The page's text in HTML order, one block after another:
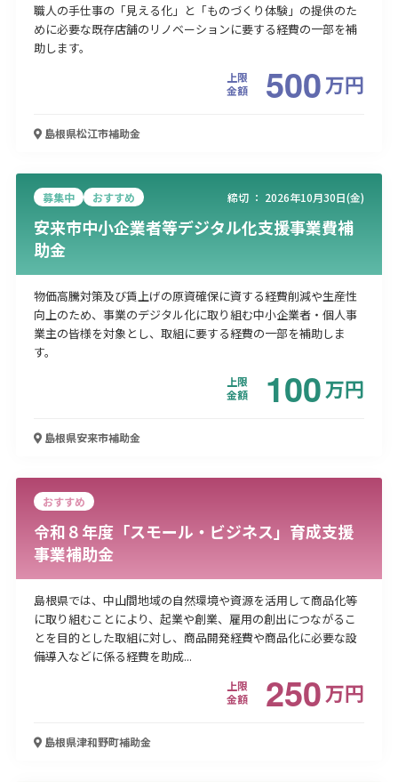
職人の手仕事の「見える化」と「ものづくり体験」の提供のた
めに必要な既存店舗のリノベーションに要する経費の一部を補
助します。
上限
金額
500万円
島根県松江市補助金
募集中 おすすめ 締切 ： 2026年10月30日(金)
安来市中小企業者等デジタル化支援事業費補
助金
物価高騰対策及び賃上げの原資確保に資する経費削減や生産性
向上のため、事業のデジタル化に取り組む中小企業者・個人事
業主の皆様を対象とし、取組に要する経費の一部を補助しま
す。
上限
金額
100万円
島根県安来市補助金
おすすめ
令和８年度「スモール・ビジネス」育成支援
事業補助金
島根県では、中山間地域の自然環境や資源を活用して商品化等
に取り組むことにより、起業や創業、雇用の創出につながるこ
とを目的とした取組に対し、商品開発経費や商品化に必要な設
備導入などに係る経費を助成...
上限
金額
250万円
島根県津和野町補助金